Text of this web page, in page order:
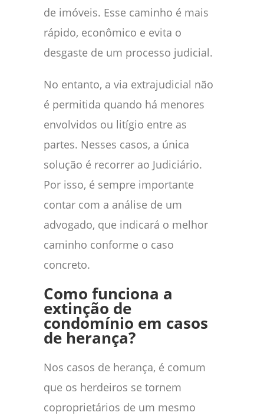
de imóveis. Esse caminho é mais
rápido, econômico e evita o
desgaste de um processo judicial.
No entanto, a via extrajudicial não
é permitida quando há menores
envolvidos ou litígio entre as
partes. Nesses casos, a única
solução é recorrer ao Judiciário.
Por isso, é sempre importante
contar com a análise de um
advogado, que indicará o melhor
caminho conforme o caso
concreto.
Como funciona a
extinção de
condomínio em casos
de herança?
Nos casos de herança, é comum
que os herdeiros se tornem
coproprietários de um mesmo